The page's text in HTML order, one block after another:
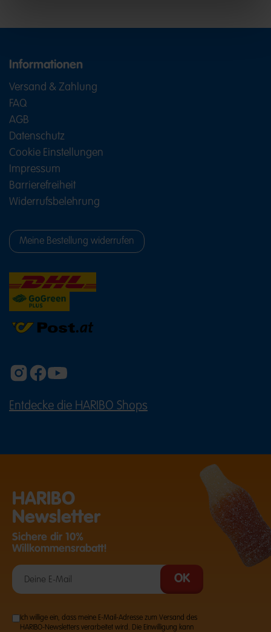
Informationen
Versand & Zahlung
FAQ
AGB
Datenschutz
Cookie Einstellungen
Impressum
Barrierefreiheit
Widerrufsbelehrung
Meine Bestellung widerrufen
Entdecke die HARIBO Shops
HARIBO
Newsletter
Sichere dir 10%
Willkommensrabatt!
Ich willige ein, dass meine E-Mail-Adresse zum Versand des
HARIBO-Newsletters verarbeitet wird. Die Einwilligung kann